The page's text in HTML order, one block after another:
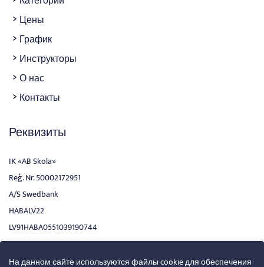
Цены
График
Инструкторы
О нас
Контакты
Реквизиты
IK «AB Skola»
Reģ. Nr. 50002172951
A/S Swedbank
HABALV22
LV91HABA0551039190744
На данном сайте используются файлы cookie для обеспечения